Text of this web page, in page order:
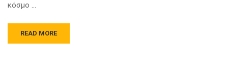
κόσμο …
READ MORE